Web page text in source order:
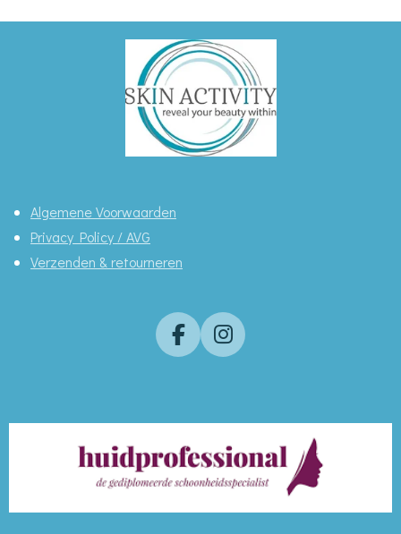
Algemene Voorwaarden
Privacy Policy / AVG
Verzenden & retourneren
F
b
o
o
k
I
a
g
r
a
m